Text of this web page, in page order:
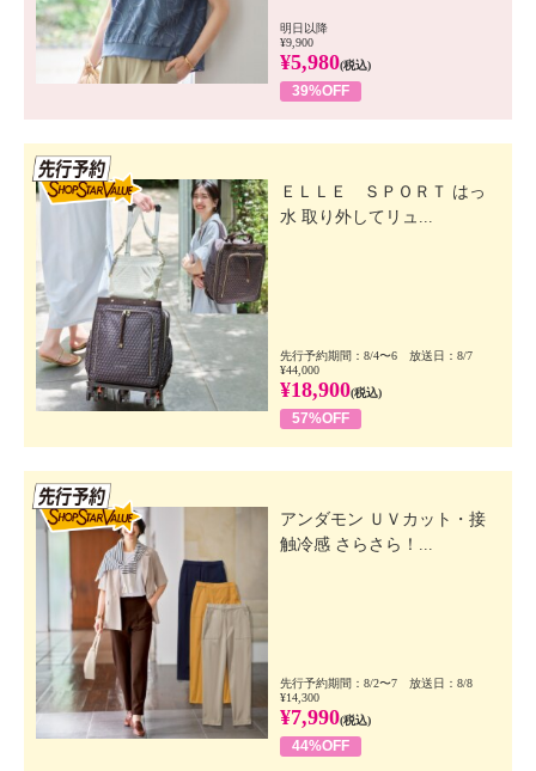
明日以降
¥9,900
¥5,980(税込)
39%OFF
ＥＬＬＥ ＳＰＯＲＴ はっ
水 取り外してリュ...
先行予約期間：8/4〜6 放送日：8/7
¥44,000
¥18,900(税込)
57%OFF
アンダモン ＵＶカット・接
触冷感 さらさら！...
先行予約期間：8/2〜7 放送日：8/8
¥14,300
¥7,990(税込)
44%OFF